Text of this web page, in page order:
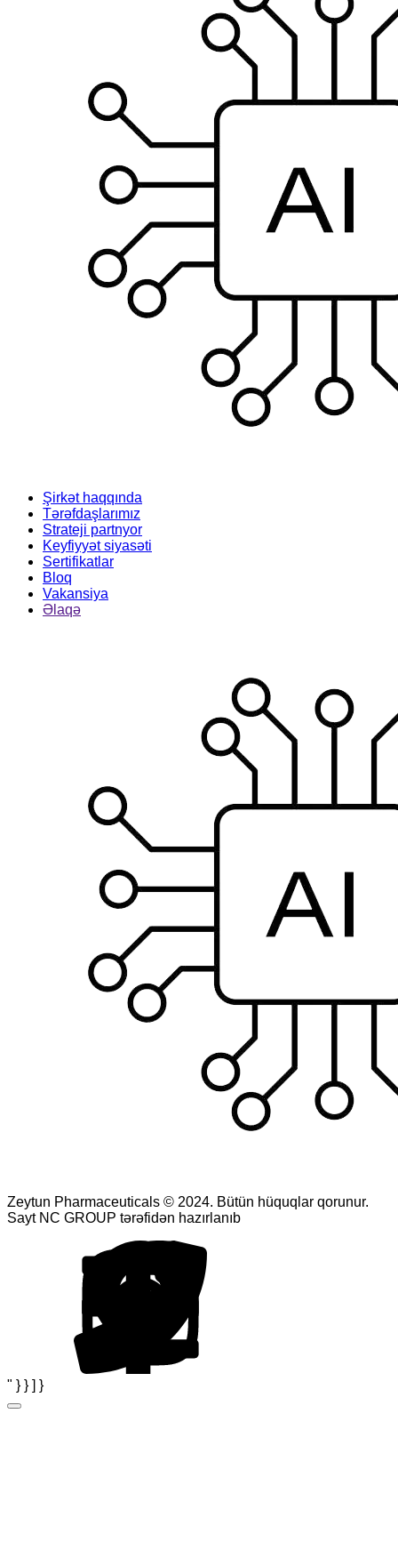
Şirkət haqqında
Tərəfdaşlarımız
Strateji partnyor
Keyfiyyət siyasəti
Sertifikatlar
Bloq
Vakansiya
Əlaqə
Zeytun Pharmaceuticals © 2024. Bütün hüquqlar qorunur.
Sayt NC GROUP tərəfidən hazırlanıb
" } } ] }